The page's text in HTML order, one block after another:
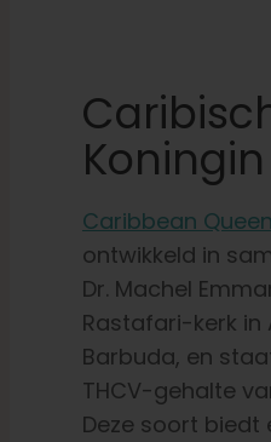
Koningin
Caribbean
ontwikkeld in
Dr. Machel
Rastafari-kerk in
Barbuda, en
THCV-gehalte
Deze soort biedt